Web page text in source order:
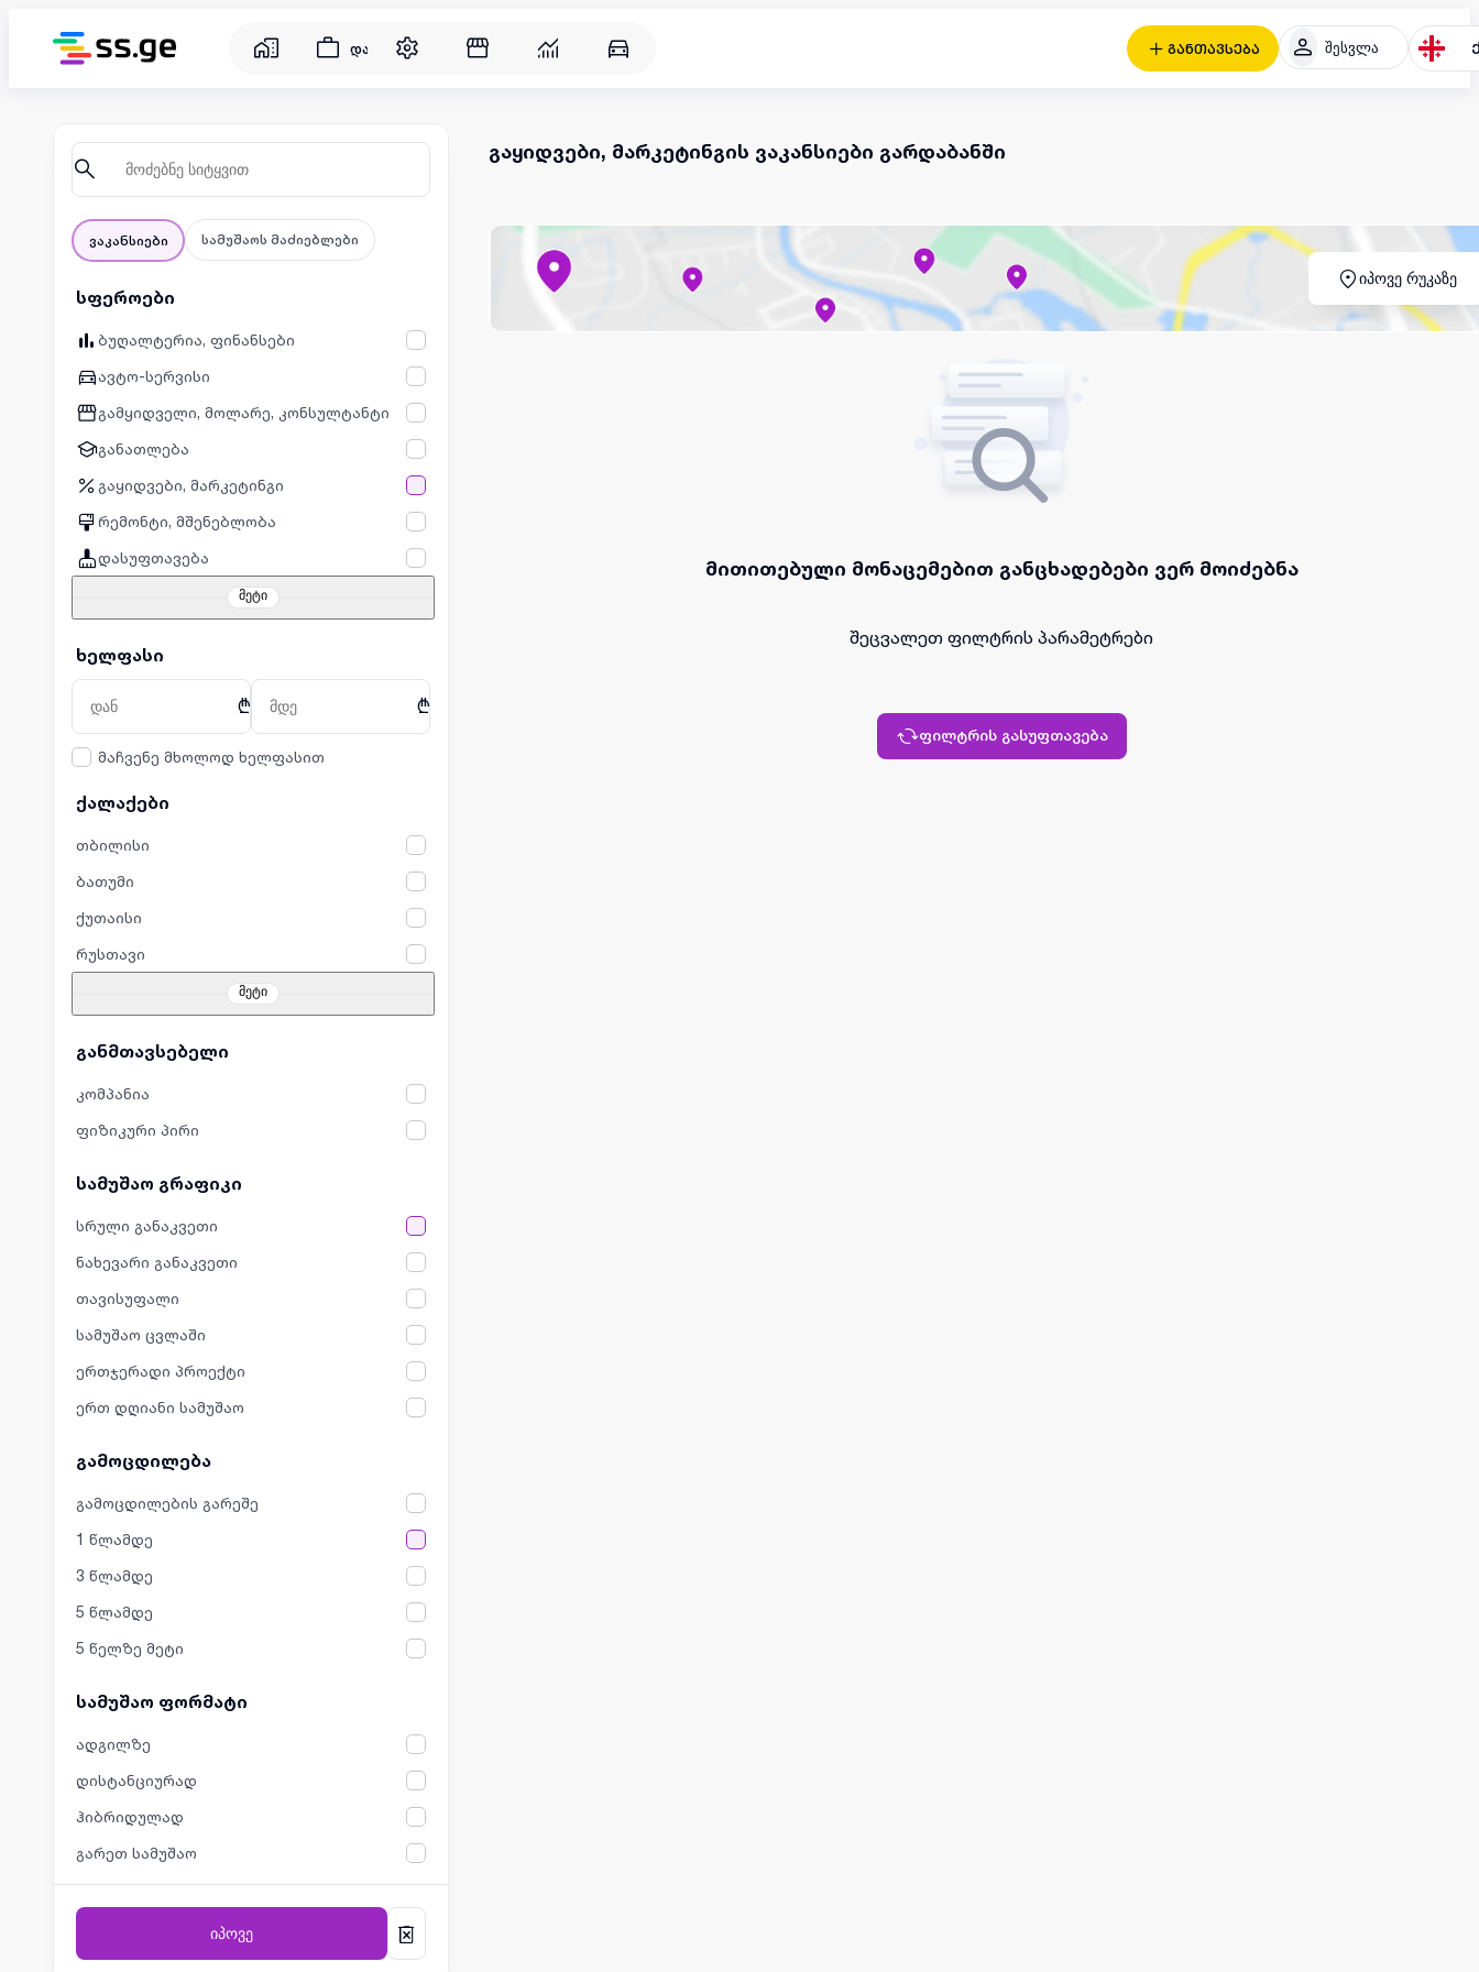
განთავსება შესვლა
დასაქმება
ვაკანსიები სამუშაოს მაძიებლები
სფეროები
ბუღალტერია, ფინანსები
ავტო-სერვისი
გამყიდველი, მოლარე, კონსულტანტი
განათლება
გაყიდვები, მარკეტინგი
რემონტი, მშენებლობა
დასუფთავება
მეტი
ხელფასი
₾ ₾
მაჩვენე მხოლოდ ხელფასით
ქალაქები
თბილისი
ბათუმი
ქუთაისი
რუსთავი
მეტი
განმთავსებელი
კომპანია
ფიზიკური პირი
სამუშაო გრაფიკი
სრული განაკვეთი
ნახევარი განაკვეთი
თავისუფალი
სამუშაო ცვლაში
ერთჯერადი პროექტი
ერთ დღიანი სამუშაო
გამოცდილება
გამოცდილების გარეშე
1 წლამდე
3 წლამდე
5 წლამდე
5 წელზე მეტი
სამუშაო ფორმატი
ადგილზე
დისტანციურად
ჰიბრიდულად
გარეთ სამუშაო
იპოვე
გაყიდვები, მარკეტინგის ვაკანსიები გარდაბანში
იპოვე რუკაზე
მითითებული მონაცემებით განცხადებები ვერ მოიძებნა
შეცვალეთ ფილტრის პარამეტრები
ფილტრის გასუფთავება